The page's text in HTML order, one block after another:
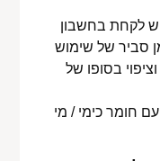
לקחת בחשבון
סביר של שימוש
בסופו של
חומר כימי / מי